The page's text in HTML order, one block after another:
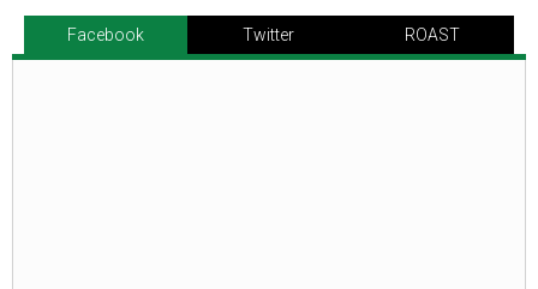
Facebook Twitter ROAST